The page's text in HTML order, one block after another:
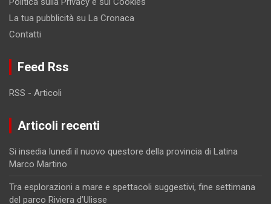
La tua pubblicità su La Cronaca
Contatti
Feed Rss
RSS - Articoli
Articoli recenti
Si insedia lunedì il nuovo questore della provincia di Latina
Marco Martino
Tra esplorazioni a mare e spettacoli suggestivi, fine settimana
del parco Riviera d’Ulisse